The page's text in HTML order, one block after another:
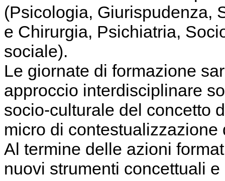
(Psicologia, Giurispudenza,
e Chirurgia, Psichiatria,
sociale).
Le giornate di formazione
approccio interdisciplinare
socio-culturale del concetto
micro di contestualizzazione
Al termine delle azioni
nuovi strumenti concettuali